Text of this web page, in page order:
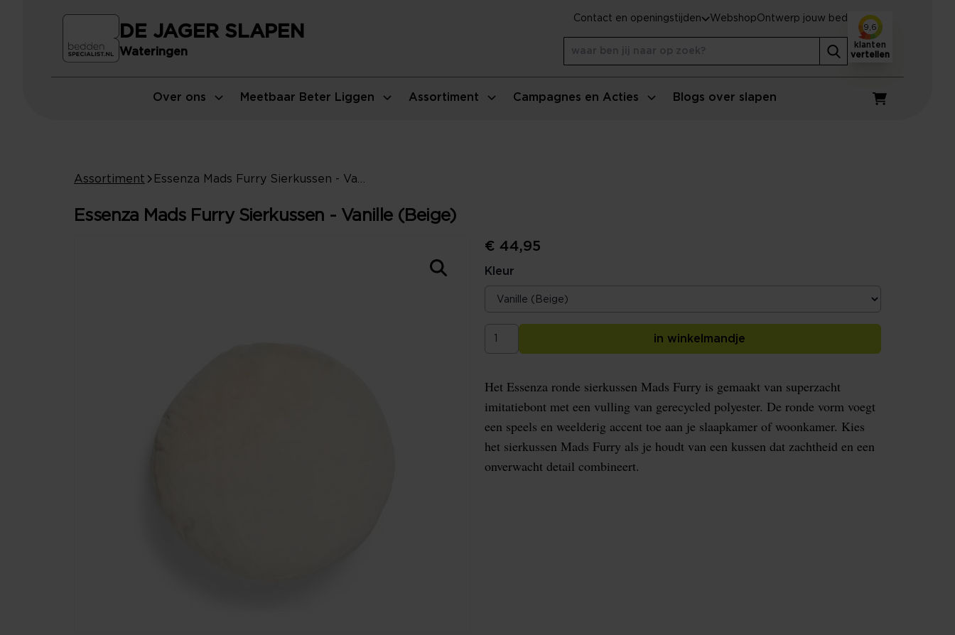
Over ons Meetbaar Beter Liggen Assortiment Campagnes en Acties Blogs over slapen
Winkelwagen
DE JAGER SLAPEN
Wateringen
Contact en openingstijden WebshopOntwerp jouw bed
9,6
klanten
vertellen
Assortiment
Essenza Mads Furry Sierkussen - Vanille (Beige)
€ 44,95
Kleur
in winkelmandje
Het Essenza ronde sierkussen Mads Furry is gemaakt van superzacht
imitatiebont met een vulling van gerecycled polyester. De ronde vorm voegt
een speels en weelderig accent toe aan je slaapkamer of woonkamer. Kies
het sierkussen Mads Furry als je houdt van een kussen dat zachtheid en een
onverwacht detail combineert.